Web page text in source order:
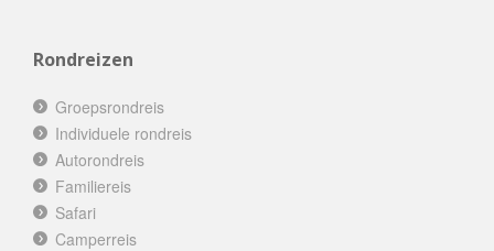
Rondreizen
Groepsrondreis
Individuele rondreis
Autorondreis
Familiereis
Safari
Camperreis